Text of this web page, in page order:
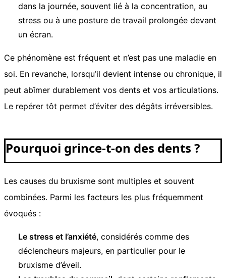
dans la journée, souvent lié à la concentration, au
stress ou à une posture de travail prolongée devant
un écran.
Ce phénomène est fréquent et n’est pas une maladie en
soi. En revanche, lorsqu’il devient intense ou chronique, il
peut abîmer durablement vos dents et vos articulations.
Le repérer tôt permet d’éviter des dégâts irréversibles.
Pourquoi grince-t-on des dents ?
Les causes du bruxisme sont multiples et souvent
combinées. Parmi les facteurs les plus fréquemment
évoqués :
Le stress et l’anxiété, considérés comme des
déclencheurs majeurs, en particulier pour le
bruxisme d’éveil.